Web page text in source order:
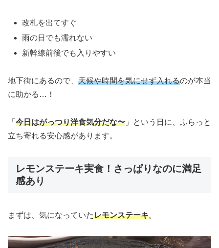
改札を出てすぐ
雨の日でも濡れない
新幹線前後でも入りやすい
地下街にあるので、 天候や時間を気にせず入れるのが本当
に助かる…！
「 今日はがっつり洋食気分だな〜 」という日に、ふらっと
立ち寄れる安心感があります。
レモンステーキ実食！さっぱりなのに満足
感あり
まずは、気になっていたレモンステーキ。